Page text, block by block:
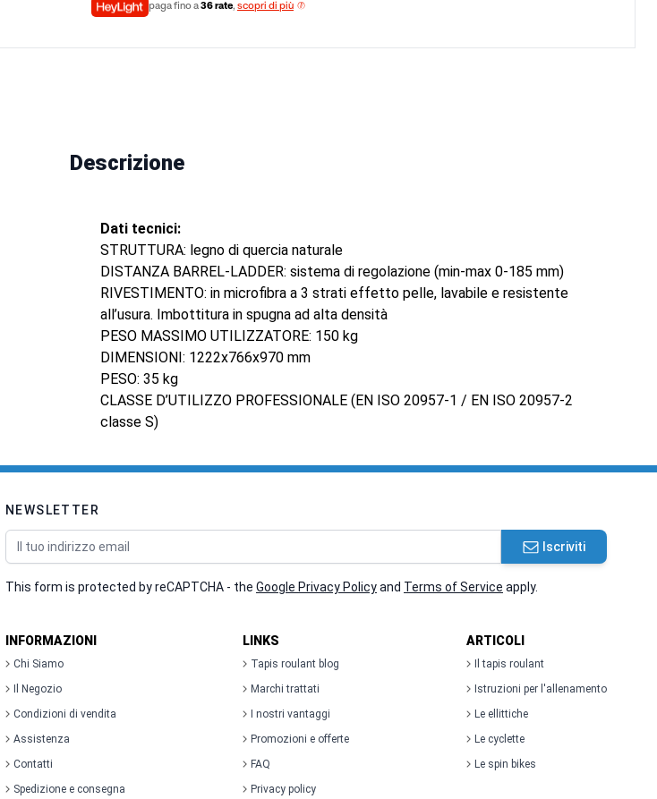
paga fino a36 rate, scopri di più
Descrizione
Dati tecnici:
STRUTTURA: legno di quercia naturale
DISTANZA BARREL-LADDER: sistema di regolazione (min-max 0-185 mm)
RIVESTIMENTO: in microfibra a 3 strati effetto pelle, lavabile e resistente
all’usura. Imbottitura in spugna ad alta densità
PESO MASSIMO UTILIZZATORE: 150 kg
DIMENSIONI: 1222x766x970 mm
PESO: 35 kg
CLASSE D’UTILIZZO PROFESSIONALE (EN ISO 20957-1 / EN ISO 20957-2
classe S)
NEWSLETTER
Indirizzo email Iscriviti
This form is protected by reCAPTCHA - the Google Privacy Policyand Terms of Service apply.
INFORMAZIONI
Chi Siamo
Il Negozio
Condizioni di vendita
Assistenza
Contatti
Spedizione e consegna
LINKS
Tapis roulant blog
Marchi trattati
I nostri vantaggi
Promozioni e offerte
FAQ
Privacy policy
ARTICOLI
Il tapis roulant
Istruzioni per l'allenamento
Le ellittiche
Le cyclette
Le spin bikes